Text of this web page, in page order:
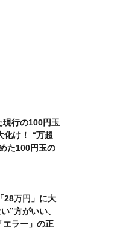
現行の100円玉
化け！ “万超
た100円玉の
28万円」に大
”方がいい、
エラー」の正